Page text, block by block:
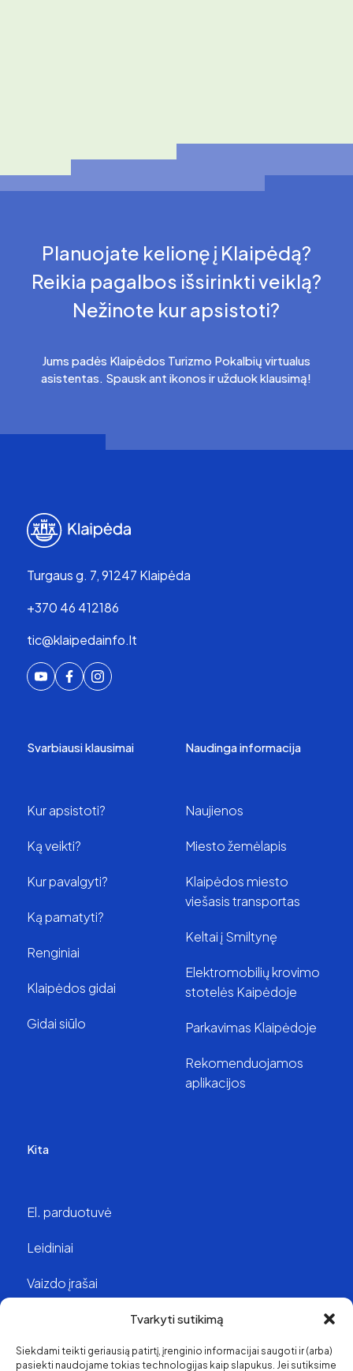
Tvarkyti sutikimą
Siekdami teikti geriausią patirtį, įrenginio informacijai saugoti ir (arba)
pasiekti naudojame tokias technologijas kaip slapukus. Jei sutiksime
Planuojate kelionę į Klaipėdą?
Reikia pagalbos išsirinkti veiklą?
Nežinote kur apsistoti?
Jums padės Klaipėdos Turizmo Pokalbių virtualus
asistentas. Spausk ant ikonos ir užduok klausimą!
Turgaus g. 7, 91247 Klaipėda
+370 46 412186
tic@klaipedainfo.lt
Svarbiausi klausimai
Kur apsistoti?
Ką veikti?
Kur pavalgyti?
Ką pamatyti?
Renginiai
Klaipėdos gidai
Gidai siūlo
Naudinga informacija
Naujienos
Miesto žemėlapis
Klaipėdos miesto
viešasis transportas
Keltai į Smiltynę
Elektromobilių krovimo
stotelės Kaipėdoje
Parkavimas Klaipėdoje
Rekomenduojamos
aplikacijos
Kita
El. parduotuvė
Leidiniai
Vaizdo įrašai
Struktūra ir kontaktai
Apie mus